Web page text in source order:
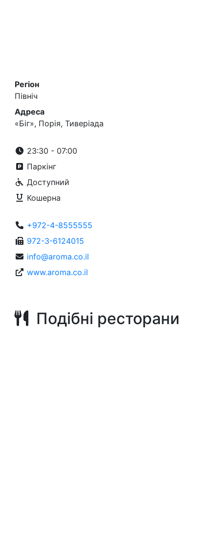
Регіон
Північ
Адреса
«Біг», Порія, Тиверіада
23:30 - 07:00
Паркінг
Доступний
Кошерна
+972-4-8555555
972-3-6124015
info@aroma.co.il
www.aroma.co.il
Подібні ресторани